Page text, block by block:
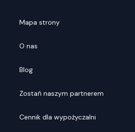
Mapa strony
O nas
Blog
Zostań naszym partnerem
Cennik dla wypożyczalni